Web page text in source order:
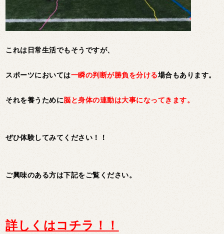
これは日常生活でもそうですが、
スポーツにおいては一瞬の判断が勝負を分ける場合もあります。
それを養うために脳と身体の連動は大事になってきます。
ぜひ体験してみてください！！
ご興味のある方は下記をご覧ください。
詳しくはコチラ！！